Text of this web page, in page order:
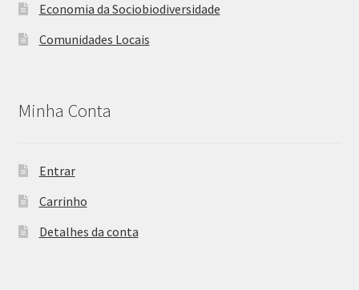
Economia da Sociobiodiversidade
Comunidades Locais
Minha Conta
Entrar
Carrinho
Detalhes da conta